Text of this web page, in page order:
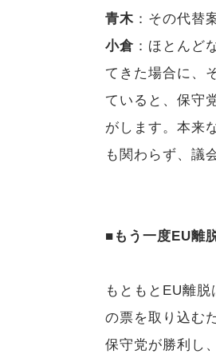
青木 ：その代替
小倉 ：ほとんど
てきた場合に、
ていると、保守
がします。本来
も関わらず、議
■もう一度EU離
もともとEU離
の票を取り込む
保守党が勝利し